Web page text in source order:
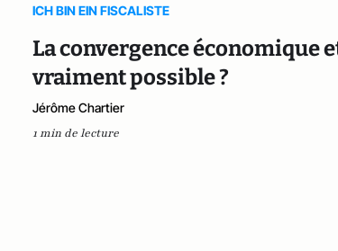
ICH BIN EIN FISCALISTE
La convergence économique
vraiment possible ?
Jérôme Chartier
1 min de lecture